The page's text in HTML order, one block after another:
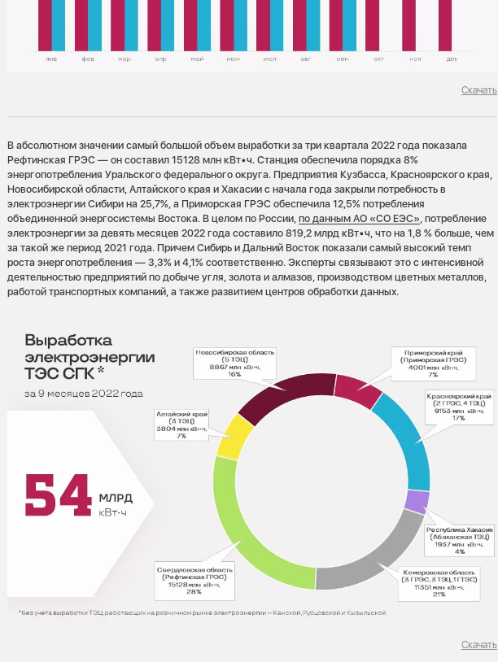
Скачать
В абсолютном значении самый большой объем выработки за три квартала 2022 года показала
Рефтинская ГРЭС — он составил 15128 млн кВт•ч. Станция обеспечила порядка 8%
энергопотребления Уральского федерального округа. Предприятия Кузбасса, Красноярского края,
Новосибирской области, Алтайского края и Хакасии с начала года закрыли потребность в
электроэнергии Сибири на 25,7%, а Приморская ГРЭС обеспечила 12,5% потребления
объединенной энергосистемы Востока. В целом по России,по данным АО «СО ЕЭС», потребление
электроэнергии за девять месяцев 2022 года составило 819,2 млрд кВт•ч, что на 1,8 % больше, чем
за такой же период 2021 года. Причем Сибирь и Дальний Восток показали самый высокий темп
роста энергопотребления — 3,3% и 4,1% соответственно. Эксперты связывают это с интенсивной
деятельностью предприятий по добыче угля, золота и алмазов, производством цветных металлов,
работой транспортных компаний, а также развитием центров обработки данных.
Скачать